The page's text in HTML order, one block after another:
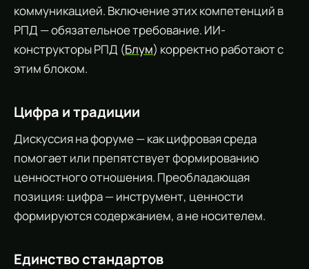
коммуникацией. Включение этих компетенций в
РПД — обязательное требование. ИИ-
конструкторы РПД (Блум) корректно работают с
этим блоком.
Цифра и традиции
Дискуссия на форуме — как цифровая среда
помогает или препятствует формированию
ценностного отношения. Преобладающая
позиция: цифра — инструмент, ценности
формируются содержанием, а не носителем.
Единство стандартов